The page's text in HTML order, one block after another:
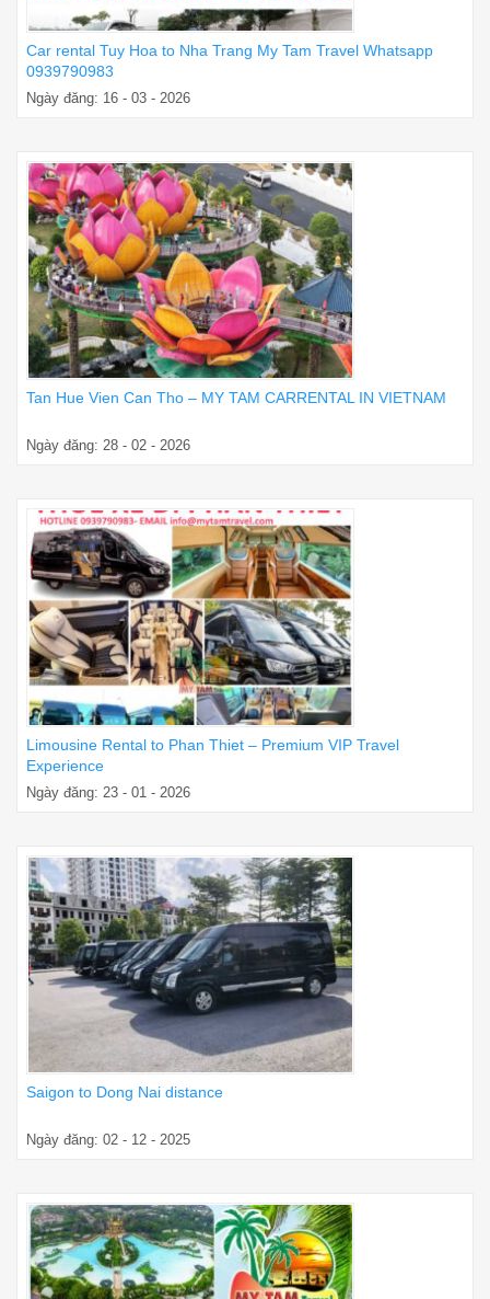
Car rental Tuy Hoa to Nha Trang My Tam Travel Whatsapp
0939790983
Ngày đăng: 16 - 03 - 2026
Tan Hue Vien Can Tho – MY TAM CARRENTAL IN VIETNAM
Ngày đăng: 28 - 02 - 2026
Limousine Rental to Phan Thiet – Premium VIP Travel
Experience
Ngày đăng: 23 - 01 - 2026
Saigon to Dong Nai distance
Ngày đăng: 02 - 12 - 2025